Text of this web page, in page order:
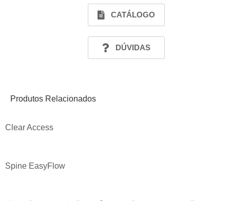
CATÁLOGO
DÚVIDAS
Produtos Relacionados
Clear Access
Spine EasyFlow